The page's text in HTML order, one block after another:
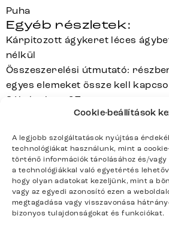
Cookie-beállítások
A legjobb szolgáltatások nyújtása
technológiákat használunk, mint a
történő információk tárolásához és/vagy
a technológiákkal való egyetértés
hogy olyan adatokat kezeljünk, mint a
vagy az egyedi azonosító ezen a
megtagadása vagy visszavonása
bizonyos tulajdonságokat és funkciókat.
Puha
Egyéb részletek:
Kárpitozott ágykeret léces
nélkül
Összeszerelési útmutató:
egyes elemeket össze kell
Súly kg-ban: 97
A hátoldal valódi borítással
A középső merevítő és a fém
az ágy stabilitását biztosítják,
a léces ágybetét különböző
rögzítését is